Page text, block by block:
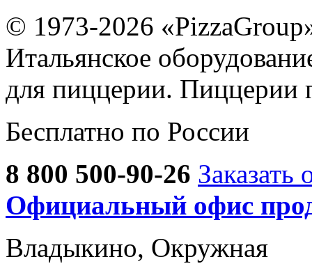
© 1973-2026
Итальянское
для пиццерии. Пиццерии
Бесплатно по России
8 800 500-90-26 Заказать
Официальный офис
Владыкино, Окружная